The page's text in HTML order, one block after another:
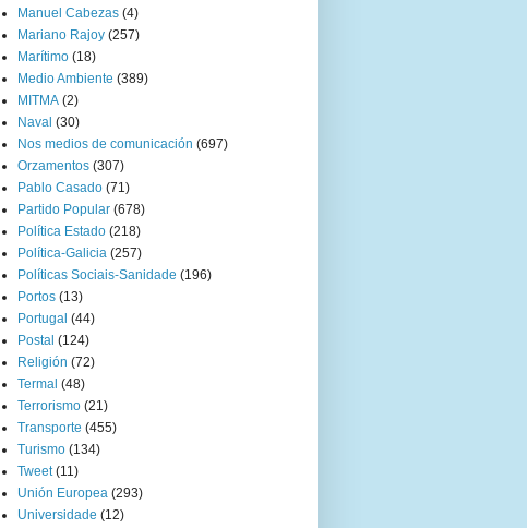
Manuel Cabezas (4)
Mariano Rajoy (257)
Marítimo (18)
Medio Ambiente (389)
MITMA (2)
Naval (30)
Nos medios de comunicación (697)
Orzamentos (307)
Pablo Casado (71)
Partido Popular (678)
Política Estado (218)
Política-Galicia (257)
Políticas Sociais-Sanidade (196)
Portos (13)
Portugal (44)
Postal (124)
Religión (72)
Termal (48)
Terrorismo (21)
Transporte (455)
Turismo (134)
Tweet (11)
Unión Europea (293)
Universidade (12)